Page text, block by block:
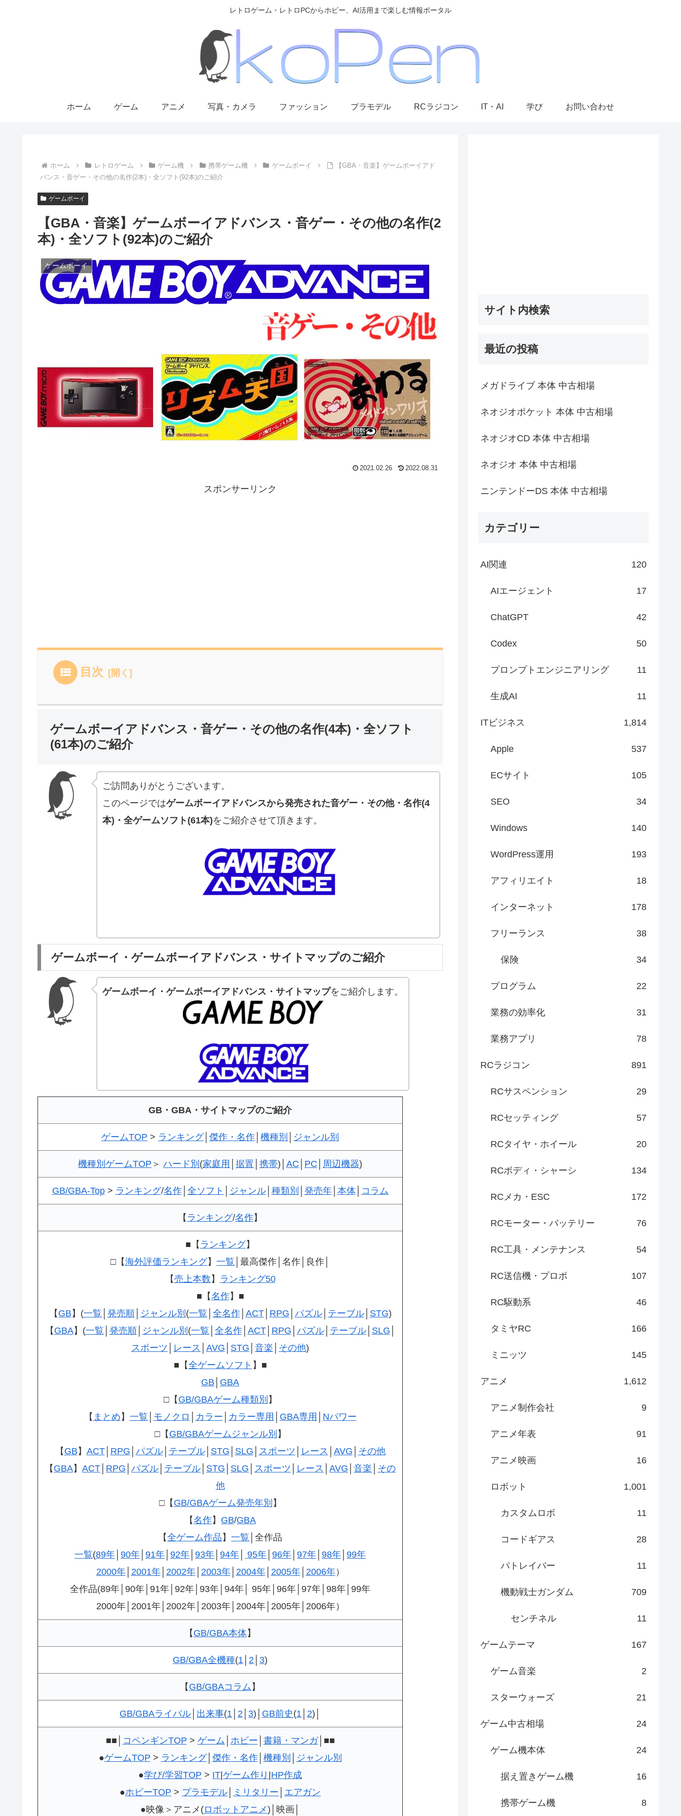
レトロゲーム・レトロPCからホビー、AI活用まで楽しむ情報ポータル
ホーム ゲーム アニメ 写真・カメラ ファッション プラモデル RCラジコン IT・AI 学び お問い合わせ
ホーム レトロゲーム ゲーム機 携帯ゲーム機 ゲームボーイ
【GBA・音楽】ゲームボーイアド
バンス・音ゲー・その他の名作(2本)・全ソフト(92本)のご紹介
ゲームボーイ
【GBA・音楽】ゲームボーイアドバンス・音ゲー・その他の名作(2
本)・全ソフト(92本)のご紹介
ゲームボーイ
2021.02.26 2022.08.31
スポンサーリンク
目次
ゲームボーイアドバンス・音ゲー・その他の名作(4本)・全ソフト
(61本)のご紹介
ご訪問ありがとうございます。
このページではゲームボーイアドバンスから発売された音ゲー・その他・名作(4
本)・全ゲームソフト(61本)をご紹介させて頂きます。
ゲームボーイ・ゲームボーイアドバンス・サイトマップのご紹介
ゲームボーイ・ゲームボーイアドバンス・サイトマップをご紹介します。
GB・GBA・サイトマップのご紹介
ゲームTOP > ランキング│ 傑作・名作 機種別 ジャンル別
機種別ゲームTOP ＞ ハード別 (家庭用 据置 携帯)│ AC PC 周辺機器)
GB/GBA-Top> ランキング/名作│ 全ソフト ジャンル│ 種類別 発売年│ 本体│ コラム
【 ランキング/名作】
■【 ランキング】
□【海外評価ランキング】 一覧 │最高傑作│名作│良作│
【売上本数 】
ランキング50
■【名作】■
【 GB 】(一覧 発売順│ ジャンル別 (一覧 全名作│ ACT│ RPG パズル│ テーブル│ STG)
【 GBA】(一覧 発売順│ ジャンル別 (一覧 全名作│ ACT│ RPG パズル│ テーブル│ SLG
スポーツ
レース AVG STG 音楽 その他)
■【全ゲームソフト 】■
GB
GBA
□【 GB/GBAゲーム種類別 】
【 まとめ 】 一覧 モノクロ カラー カラー専用 GBA専用
Nパワー
□【 GB/GBAゲームジャンル別 】
【 GB 】 ACT│ RPG パズル│ テーブル│ STG SLG スポーツ レース AVG
その他
【 GBA】 ACT RPG パズル テーブル STG SLG スポーツ レース AVG 音楽
その
他
□【 GB/GBAゲーム発売年別 】
【名作】 GB/GBA
【全ゲーム作品 】 一覧 │全作品
一覧(89年 90年 91年 92年 93年 94年 95年 96年 97年 98年 99年
2000年│ 2001年│ 2002年│ 2003年│ 2004年│ 2005年│ 2006年）
全作品(89年│90年│91年│92年│93年│94年│ 95年│96年│97年│98年│99年
2000年│2001年│2002年│2003年│2004年│2005年│2006年）
【 GB/GBA本体】
GB/GBA全機種(1 2 3)
【 GB/GBAコラム 】
GB/GBAライバル 出来事(1 2 3)│ GB前史 (1 2)│
■■│ コペンギンTOP > ゲーム ホビー 書籍・マンガ│■■
●ゲームTOP > ランキング│ 傑作・名作│ 機種別
ジャンル別
●学び/学習TOP > IT|ゲーム作り |HP作成
●ホビーTOP > プラモデル ミリタリー
エアガン
●映像＞アニメ(ロボットアニメ)│映画│
サイト内検索
最近の投稿
メガドライブ 本体 中古相場
ネオジオポケット 本体 中古相場
ネオジオCD 本体 中古相場
ネオジオ 本体 中古相場
ニンテンドーDS 本体 中古相場
カテゴリー
AI関連 120
AIエージェント 17
ChatGPT 42
Codex 50
プロンプトエンジニアリング 11
生成AI 11
ITビジネス 1,814
Apple 537
ECサイト 105
SEO 34
Windows 140
WordPress運用 193
アフィリエイト 18
インターネット 178
フリーランス 38
保険 34
プログラム 22
業務の効率化 31
業務アプリ 78
RCラジコン 891
RCサスペンション 29
RCセッティング 57
RCタイヤ・ホイール 20
RCボディ・シャーシ 134
RCメカ・ESC 172
RCモーター・バッテリー 76
RC工具・メンテナンス 54
RC送信機・プロポ 107
RC駆動系 46
タミヤRC 166
ミニッツ 145
アニメ 1,612
アニメ制作会社 9
アニメ年表 91
アニメ映画 16
ロボット 1,001
カスタムロボ 11
コードギアス 28
パトレイバー 11
機動戦士ガンダム 709
センチネル 11
ゲームテーマ 167
ゲーム音楽 2
スターウォーズ 21
ゲーム中古相場 24
ゲーム機本体 24
据え置きゲーム機 16
携帯ゲーム機 8